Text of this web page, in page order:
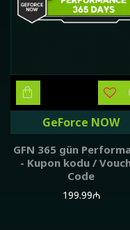
GeForce NOW
GFN 365 gün
- Kupon kodu /
Code
199.99₼